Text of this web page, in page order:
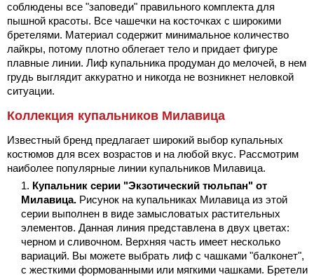
соблюдены все "заповеди" правильного комплекта для
пышной красоты. Все чашечки на косточках с широкими
бретелями. Материал содержит минимальное количество
лайкры, потому плотно облегает тело и придает фигуре
плавные линии. Лиф купальника продуман до мелочей, в нем
грудь выглядит аккуратно и никогда не возникнет неловкой
ситуации.
Коллекция купальников Милавица
Известный бренд предлагает широкий выбор купальных
костюмов для всех возрастов и на любой вкус. Рассмотрим
наиболее популярные линии купальников Милавица.
Купальник серии "Экзотический тюльпан" от
Милавица. Рисунок на купальниках Милавица из этой
серии выполнен в виде замысловатых растительных
элементов. Данная линия представлена в двух цветах:
черном и сливочном. Верхняя часть имеет несколько
вариаций. Вы можете выбрать лиф с чашками "балконет",
с жесткими формованными или мягкими чашками. Бретели